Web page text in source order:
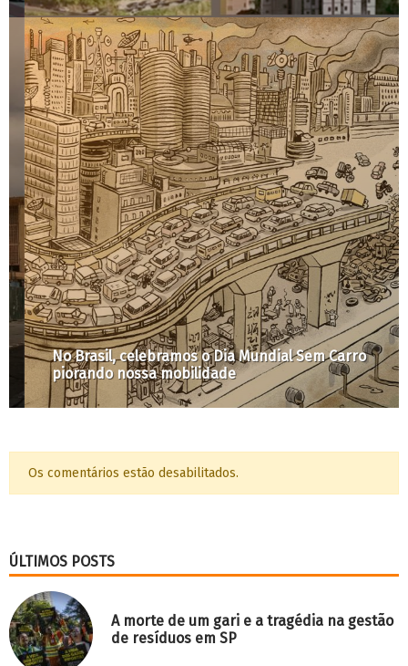
No Brasil, celebramos o Dia Mundial Sem Carro
piorando nossa mobilidade
Os comentários estão desabilitados.
ÚLTIMOS POSTS
A morte de um gari e a tragédia na gestão
de resíduos em SP